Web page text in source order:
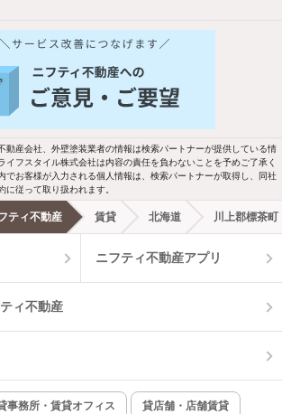
2階以上
独立洗面台
都市ガス
オートロック
インターネット無料
新着物件メール通知
新着物件情報をいち早く
新着メール通知を受け取る
動産会社、外壁塗装業者の情報は検索パートナーが提供している情
イフスタイル株式会社は内容の責任を負わないことを予めご了承く
でお客様が入力される個人情報は、検索パートナーが取得し、同社
に従って取り扱われます。
ティ不動産 賃貸 北海道 川上郡標茶町
ニフティ不動産アプリ
ィ不動産
事務所・賃貸オフィス 貸店舗・店舗賃貸